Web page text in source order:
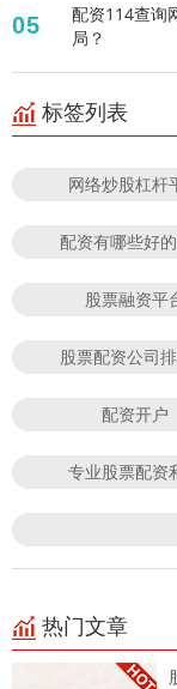
05
配资114查询
局？
标签列表
网络炒股杠杆
配资有哪些好
股票融资平
股票配资公司
配资开户
专业股票配资
热门文章